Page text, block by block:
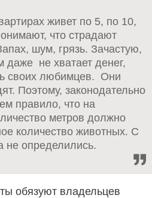
живет по 5, по 10,
что страдают
шум, грязь. Зачастую,
даже не хватает денег,
своих любимцев. Они
Поэтому, законодательно
правило, что на
метров должно
количество животных. С
определились.
обязуют владельцев